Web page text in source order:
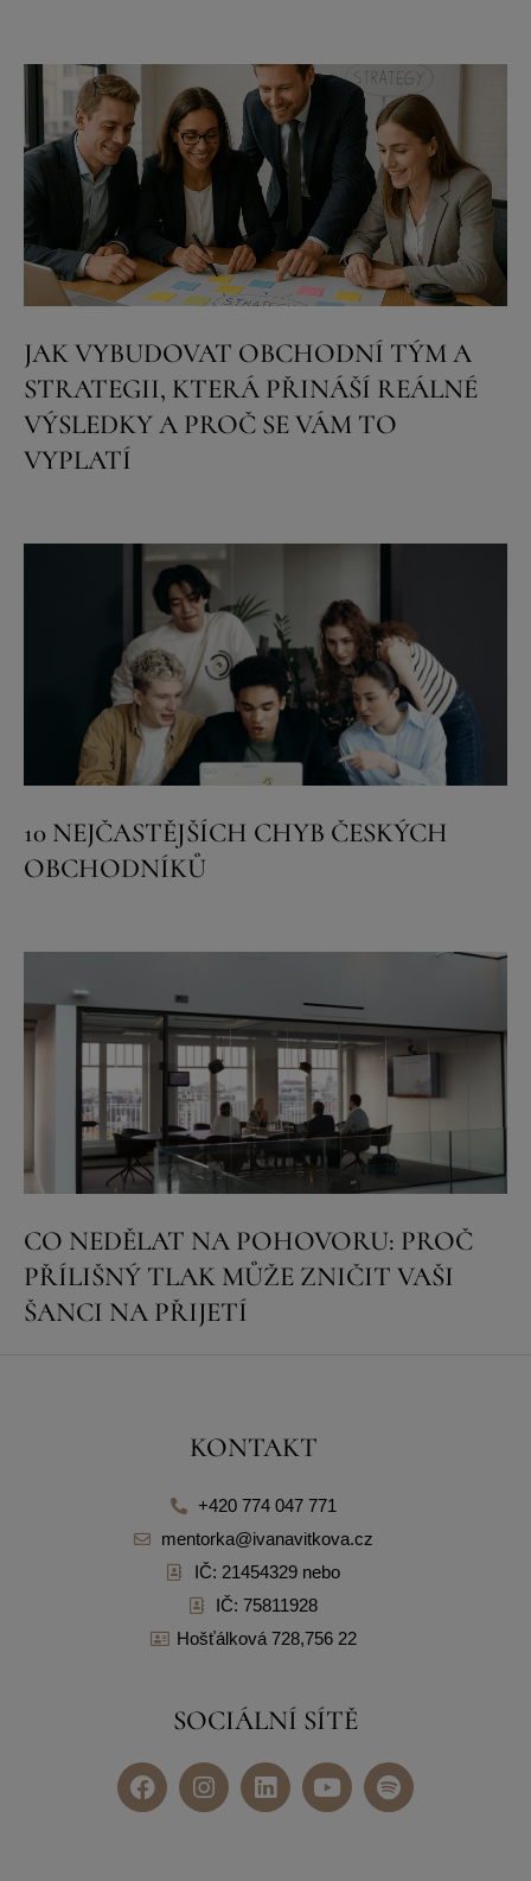
JAK VYBUDOVAT OBCHODNÍ TÝM A
STRATEGII, KTERÁ PŘINÁŠÍ REÁLNÉ
VÝSLEDKY A PROČ SE VÁM TO
VYPLATÍ
10 NEJČASTĚJŠÍCH CHYB ČESKÝCH
OBCHODNÍKŮ
CO NEDĚLAT NA POHOVORU: PROČ
PŘÍLIŠNÝ TLAK MŮŽE ZNIČIT VAŠI
ŠANCI NA PŘIJETÍ
KONTAKT
+420 774 047 771
mentorka@ivanavitkova.cz
IČ: 21454329 nebo
IČ: 75811928
Hošťálková 728,756 22
SOCIÁLNÍ SÍTĚ